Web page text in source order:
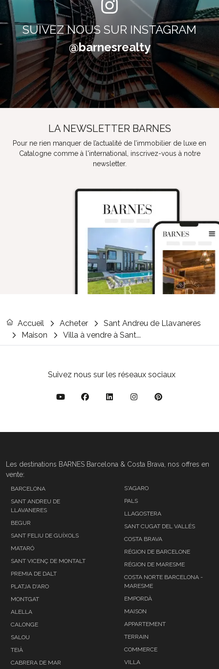
SUIVEZ NOUS SUR INSTAGRAM
@barnesrealty
LA NEWSLETTER BARNES
Pour ne rien manquer de l’actualité de l’immobilier de luxe en
Catalogne comme à l'international, inscrivez-vous à notre
newsletter.
Accueil Acheter
Sant Andreu de Llavaneres
Maison
Villa à vendre à Sant...
Suivez nous sur les réseaux sociaux
Les destinations BARNES Barcelona & Costa Brava, nos offres en
vente:
BARCELONA
SANT ANDREU DE
LLAVANERES
BEGUR
SANT FELIU DE GUÍXOLS
MATARÓ
SANT VICENÇ DE MONTALT
PREMIA DE DALT
PLATJA D'ARO
MONTGAT
ALELLA
CALONGE
SALOU
TEIÀ
CABRERA DE MAR
S'AGARO
PALS
LLAGOSTERA
SANT CUGAT DEL VALLÉS
COSTA BRAVA
RÉGION DE BARCELONE
RÉGION DE MARESME
COSTA NORTE BARCELONA -
MARESME
EMPORDÀ
MAISON
APPARTEMENT
TERRAIN
COMMERCE
VILLA